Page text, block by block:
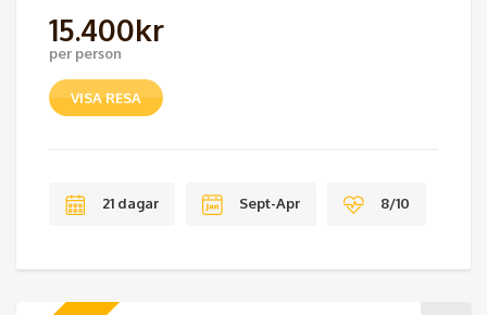
15.400kr
per person
VISA RESA
21 dagar Sept-Apr 8/10